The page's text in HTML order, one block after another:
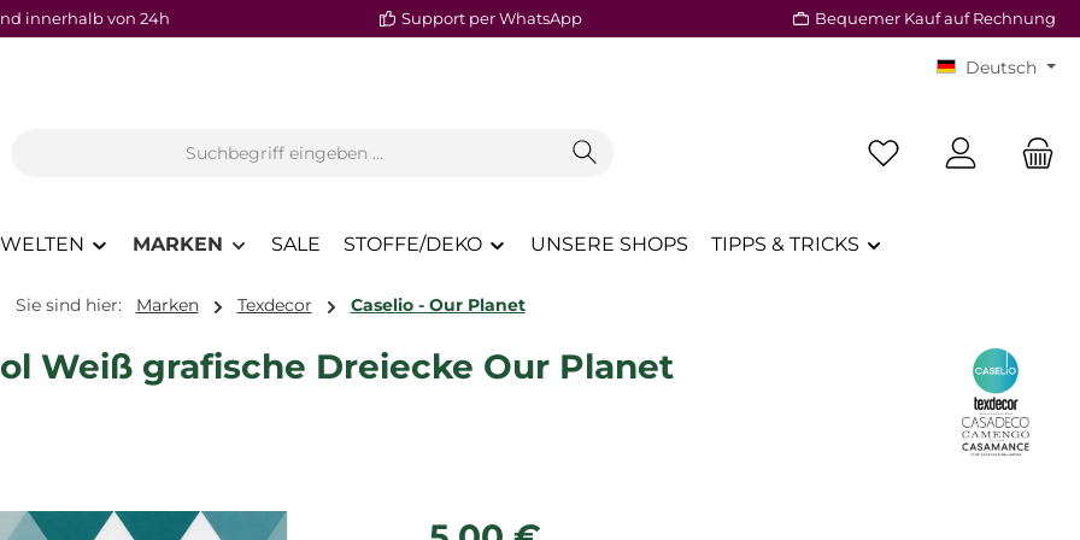
innerhalb von 24h Support per WhatsApp Bequemer Kauf auf Rechnung
Deutsch
Du hast 0 Produkte
MARKEN SALE STOFFE/DEKO UNSERE SHOPS TIPPS & TRICKS
Sie sind hier: Marken Texdecor Caselio - Our Planet
Weiß grafische Dreiecke Our Planet
Regulärer Preis: